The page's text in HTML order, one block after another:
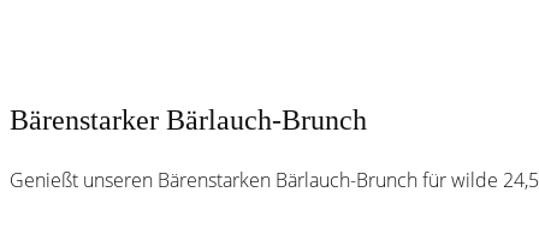
Bärenstarker Bärlauch-Brunch
Genießt unseren Bärenstarken Bärlauch-Brunch für wilde